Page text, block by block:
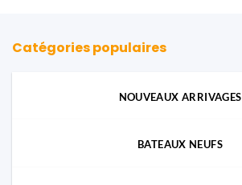
Catégories populaires
NOUVEAUX ARRIVAGES
BATEAUX NEUFS